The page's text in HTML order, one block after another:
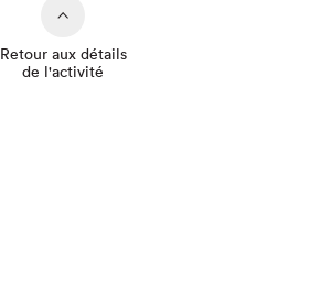
Retour aux détails
de l'activité